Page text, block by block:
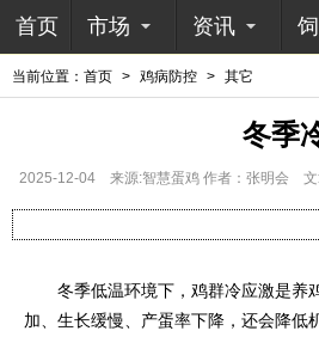
首页 市场 资讯
当前位置： 首页 > 鸡病防控 > 其它
冬季
2025-12-04 来源:智慧蛋鸡 作者：张明会
冬季低温环境下，鸡群冷应激是养
加、生长缓慢、产蛋率下降，还会降低